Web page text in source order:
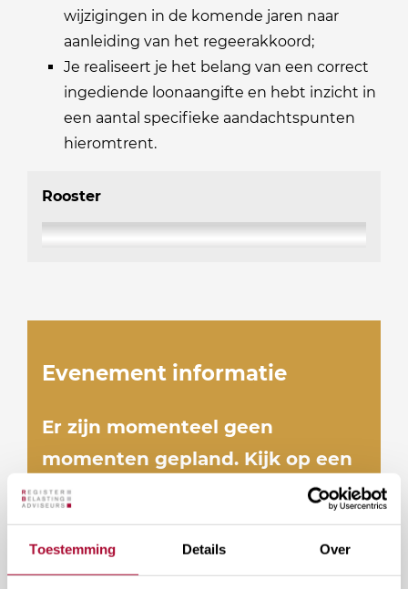
Toestemming Details Over
wijzigingen in de komende jaren naar
aanleiding van het regeerakkoord;
Je realiseert je het belang van een correct
ingediende loonaangifte en hebt inzicht in
een aantal specifieke aandachtspunten
hieromtrent.
Rooster
Evenement informatie
Er zijn momenteel geen
momenten gepland. Kijk op een
later moment nog eens.